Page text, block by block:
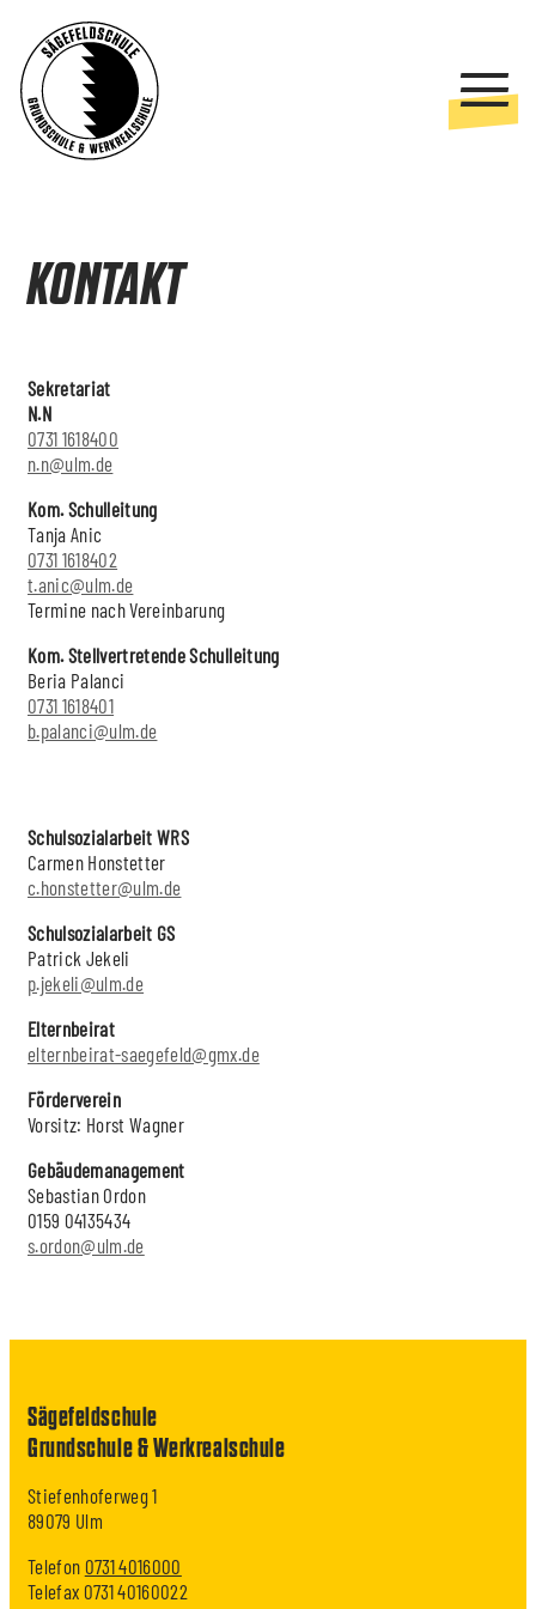
KONTAKT
Sekretariat
N.N
0731 1618400
n.n@ulm.de
Kom. Schulleitung
Tanja Anic
0731 1618402
t.anic@ulm.de
Termine nach Vereinbarung
Kom. Stellvertretende Schulleitung
Beria Palanci
0731 1618401
b.palanci@ulm.de
Schulsozialarbeit WRS
Carmen Honstetter
c.honstetter@ulm.de
Schulsozialarbeit GS
Patrick Jekeli
p.jekeli@ulm.de
Elternbeirat
elternbeirat-saegefeld@gmx.de
Förderverein
Vorsitz: Horst Wagner
Gebäudemanagement
Sebastian Ordon
0159 04135434
s.ordon@ulm.de
Sägefeldschule
Grundschule & Werkrealschule
Stiefenhoferweg 1
89079 Ulm
Telefon 0731 4016000
Telefax 0731 40160022